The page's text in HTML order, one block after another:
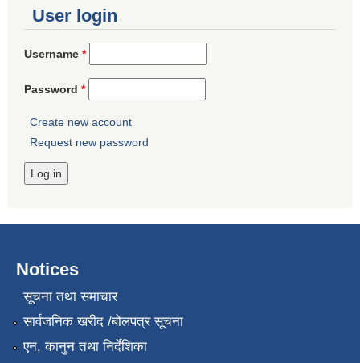
User login
Username *
Password *
Create new account
Request new password
Notices
सूचना तथा समाचार
सार्वजनिक खरीद /बोलपत्र सूचना
एन, कानुन तथा निर्देशिका